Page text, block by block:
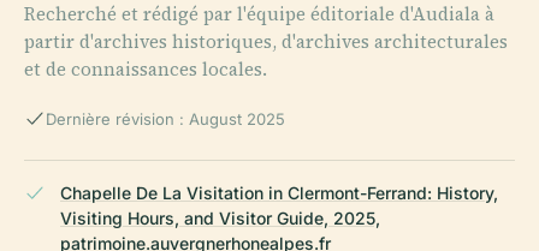
Recherché et rédigé par l'équipe éditoriale d'Audiala à
partir d'archives historiques, d'archives architecturales
et de connaissances locales.
Dernière révision : August 2025
Chapelle De La Visitation in Clermont-Ferrand: History,
Visiting Hours, and Visitor Guide, 2025,
patrimoine.auvergnerhonealpes.fr